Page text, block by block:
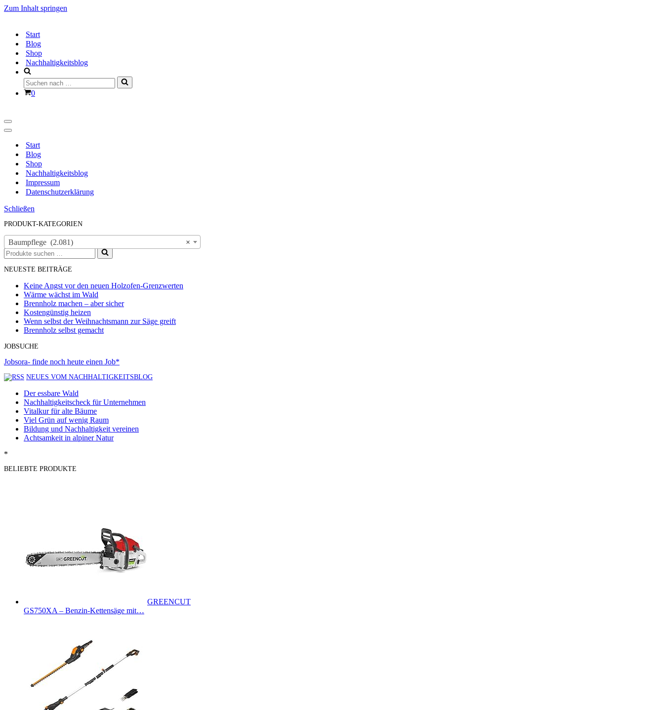
Zum Inhalt springen
Start
Blog
Shop
Nachhaltigkeitsblog
Suchen
nach …
Warenkorb
0
Navigationsmenü
Navigationsmenü
Start
Blog
Shop
Nachhaltigkeitsblog
Impressum
Datenschutzerklärung
Schließen
PRODUKT-KATEGORIEN
×
Baumpflege (2.081)
Suchen
nach …
NEUESTE BEITRÄGE
Keine Angst vor den neuen Holzofen-Grenzwerten
Wärme wächst im Wald
Brennholz machen – aber sicher
Kostengünstig heizen
Wenn selbst der Weihnachtsmann zur Säge greift
Brennholz selbst gemacht
JOBSUCHE
Jobsora- finde noch heute einen Job*
NEUES VOM NACHHALTIGKEITSBLOG
Der essbare Wald
Nachhaltigkeitscheck für Unternehmen
Vitalkur für alte Bäume
Viel Grün auf wenig Raum
Bildung und Nachhaltigkeit vereinen
Achtsamkeit in alpiner Natur
*
BELIEBTE PRODUKTE
GREENCUT
GS750XA – Benzin-Kettensäge mit…